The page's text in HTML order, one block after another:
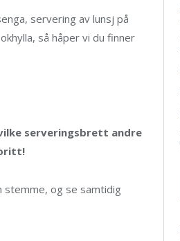
servering av lunsj på
så håper vi du finner
serveringsbrett andre
stemme, og se samtidig